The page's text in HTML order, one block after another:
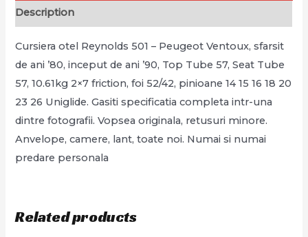
Description
Cursiera otel Reynolds 501 – Peugeot Ventoux, sfarsit
de ani ’80, inceput de ani ’90, Top Tube 57, Seat Tube
57, 10.61kg 2×7 friction, foi 52/42, pinioane 14 15 16 18 20
23 26 Uniglide. Gasiti specificatia completa intr-una
dintre fotografii. Vopsea originala, retusuri minore.
Anvelope, camere, lant, toate noi. Numai si numai
predare personala
Related products